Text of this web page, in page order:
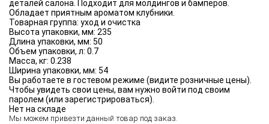
деталей салона. Подходит для молдингов и бамперов.
Обладает приятным ароматом клубники.
Товарная группа: уход и очистка
Высота упаковки, мм: 235
Длина упаковки, мм: 50
Объем упаковки, л: 0.7
Масса, кг: 0.238
Ширина упаковки, мм: 54
Вы работаете в гостевом режиме (видите розничные цены).
Чтобы увидеть свои цены, вам нужно войти под своим
паролем (или зарегистрироваться).
Нет на складе
Мы можем привезти данный товар под заказ.